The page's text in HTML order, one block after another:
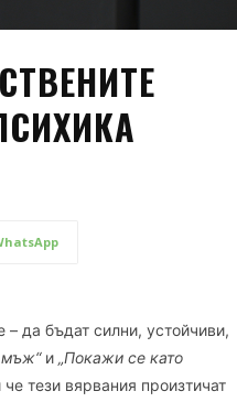
да бъдат силни, устойчиви,
мъж“и „Покажи се като
тези вярвания произтичат